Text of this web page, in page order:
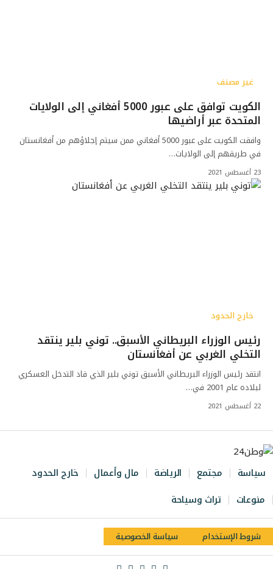
غير مصنف
الكويت توافق على عبور 5000 أفغاني إلى الولايات
المتحدة عبر أراضيها
وافقت الكويت على عبور 5000 أفغاني ممن سيتم إجلاؤهم من أفغانستان
في طريقهم إلى الولايات…
23 أغسطس 2021
خارج الحدود
رئيس الوزراء البريطاني الأسبق.. توني بلير ينتقد
التخلي الغربي عن أفغانستان
انتقد رئيس الوزراء البريطاني الأسبق توني بلير الذي قاد التدخل العسكري
لبلاده عام 2001 في…
22 أغسطس 2021
سياسة مجتمع الرياضة مال وأعمال
خارج الحدود
منوعات
تراث وسياحة
شروط الإستخدام سياسة الخصوصية